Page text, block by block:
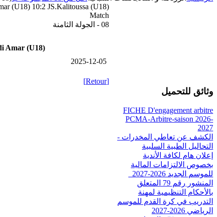
(U18) 10:2 JS.Kalitoussa (U18)
Match
08 - الجولة الثامنة
Amar (U18)
2025-12-05
[Retour]
وثائق للتحميل
FICHE D'engagement arbitre
PCMA-Arbitre-saison 2026-
2027
الكشف عن تعاطي المخدرات -
التحاليل الطبية السلبية
إعلان هام لكافة الأندية
بخصوص الالتزامات المالية
للموسم الجديد 2026-2027_
المنشور رقم 79 المتعلق
بالأحكام التنظيمية لمهنة
التدريب في كرة القدم للموسم
الرياضي 2026-2027